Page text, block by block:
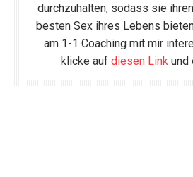
durchzuhalten, sodass sie
besten Sex ihres Lebens
am 1-1 Coaching mit mir
klicke auf diesen Link und